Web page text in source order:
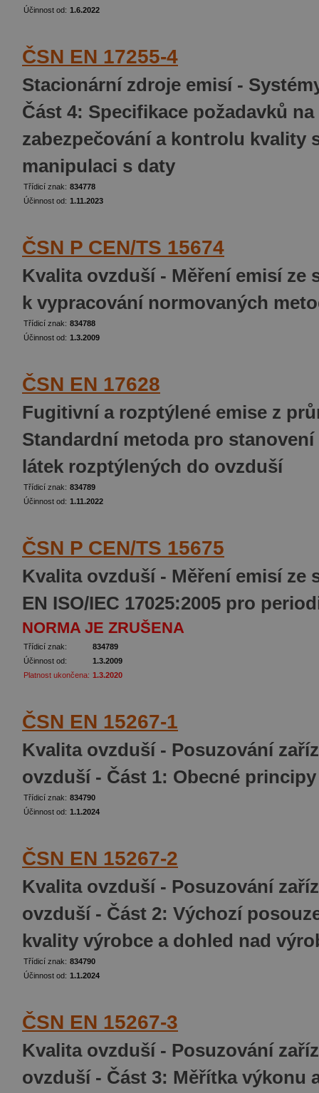
Účinnost od: 1.6.2022
ČSN EN 17255-4
Stacionární zdroje emisí -
Část 4: Specifikace požadavků
zabezpečování a kontrolu kvality
manipulaci s daty
Třídicí znak: 834778
Účinnost od: 1.11.2023
ČSN P CEN/TS 15674
Kvalita ovzduší - Měření emisí ze
k vypracování normovaných
Třídicí znak: 834788
Účinnost od: 1.3.2009
ČSN EN 17628
Fugitivní a rozptýlené emise z
Standardní metoda pro
látek rozptýlených do ovzduší
Třídicí znak: 834789
Účinnost od: 1.11.2022
ČSN P CEN/TS 15675
Kvalita ovzduší - Měření emisí
EN ISO/IEC 17025:2005 pro
NORMA JE ZRUŠENA
Třídicí znak:
834789
Účinnost od:
1.3.2009
Platnost ukončena: 1.3.2020
ČSN EN 15267-1
Kvalita ovzduší - Posuzování
ovzduší - Část 1: Obecné
Třídicí znak: 834790
Účinnost od: 1.1.2024
ČSN EN 15267-2
Kvalita ovzduší - Posuzování
ovzduší - Část 2: Výchozí
kvality výrobce a dohled nad
Třídicí znak: 834790
Účinnost od: 1.1.2024
ČSN EN 15267-3
Kvalita ovzduší - Posuzování
ovzduší - Část 3: Měřítka výkonu